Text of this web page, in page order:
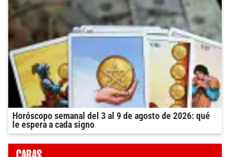
Horóscopo semanal del 3 al 9 de agosto de 2026: qué
le espera a cada signo